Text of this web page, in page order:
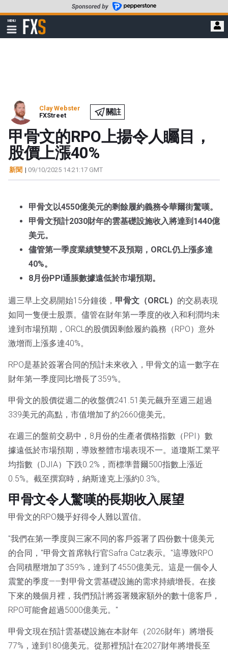
至
要
MENU
顯
示
FXStreet
Clay Webster
FXStreet
關註
甲骨文的RPO上揚令人矚目，
股價上漲40%
新聞 | 09/10/2025 14:21:17 GMT
甲骨文以4550億美元的剩餘履約義務令華爾街驚嘆。
甲骨文預計2030財年的雲基礎設施收入將達到1440億
美元。
儘管第一季度業績雙雙不及預期，ORCL仍上漲多達
40%。
8月份PPI通脹數據遠低於市場預期。
週三早上交易開始15分鐘後， 甲骨文（ORCL） 的交易表現
如同一隻便士股票。儘管在財年第一季度的收入和利潤均未
達到市場預期，ORCL的股價因剩餘履約義務（RPO）意外
激增而上漲多達40%。
RPO是基於簽署合同的預計未來收入，甲骨文的這一數字在
財年第一季度同比增長了359%。
甲骨文的股價從週二的收盤價241.51美元飆升至週三超過
339美元的高點，市值增加了約2660億美元。
在週三的盤前交易中，8月份的生產者價格指數（PPI）數
據遠低於市場預期，導致整體市場表現不一。道瓊斯工業平
均指數（DJIA）下跌0.2%，而標準普爾500指數上漲近
0.5%。截至撰寫時，納斯達克上漲約0.3%。
甲骨文令人驚嘆的長期收入展望
甲骨文的RPO幾乎好得令人難以置信。
"我們在第一季度與三家不同的客戶簽署了四份數十億美元
的合同，"甲骨文首席執行官Safra Catz表示。"這導致RPO
合同積壓增加了359%，達到了4550億美元。這是一個令人
震驚的季度——對甲骨文雲基礎設施的需求持續增長。在接
下來的幾個月裡，我們預計將簽署幾家額外的數十億客戶，
RPO可能會超過5000億美元。"
甲骨文現在預計雲基礎設施在本財年（2026財年）將增長
77%，達到180億美元。從那裡預計在2027財年將增長至